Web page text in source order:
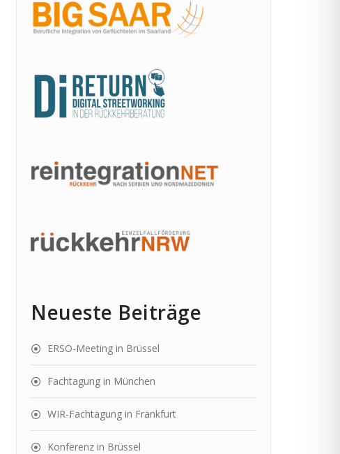
Neueste Beiträge
ERSO-Meeting in Brüssel
Fachtagung in München
WIR-Fachtagung in Frankfurt
Konferenz in Brüssel